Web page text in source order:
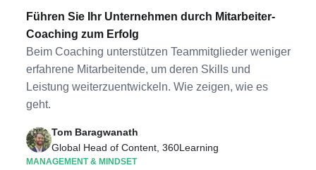
Führen Sie Ihr Unternehmen durch Mitarbeiter-
Coaching zum Erfolg
Beim Coaching unterstützen Teammitglieder weniger
erfahrene Mitarbeitende, um deren Skills und
Leistung weiterzuentwickeln. Wie zeigen, wie es
geht.
Tom Baragwanath
Global Head of Content, 360Learning
MANAGEMENT & MINDSET